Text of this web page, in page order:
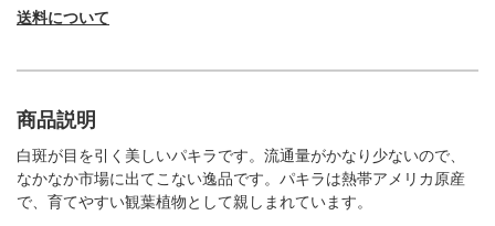
送料について
商品説明
白斑が目を引く美しいパキラです。流通量がかなり少ないので、
なかなか市場に出てこない逸品です。パキラは熱帯アメリカ原産
で、育てやすい観葉植物として親しまれています。